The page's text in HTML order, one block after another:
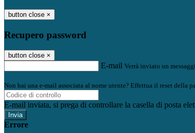
button close ×
Recupero password
button close ×
E-mail Verrà inviato un
Non hai una e-mail associata al nome utente? Effettua il reset della
E-mail inviata, si prega di controllare la casella di posta
Errore